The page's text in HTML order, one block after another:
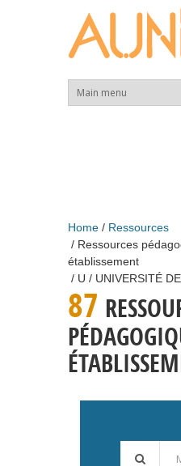
Home
Ressources
Ressources
établissement
U
UNIVERSITÉ
87